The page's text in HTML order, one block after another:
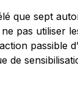
que sept
pas utiliser
passible
de